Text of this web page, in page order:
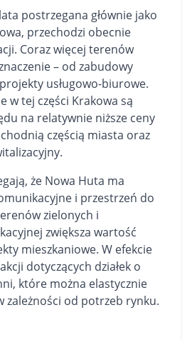
postrzegana głównie jako
przechodzi obecnie
Coraz więcej terenów
– od zabudowy
usługowo-biurowe.
w tej części Krakowa są
na relatywnie niższe ceny
częścią miasta oraz
że Nowa Huta ma
i przestrzeń do
zielonych i
zwiększa wartość
mieszkaniowe. W efekcie
dotyczących działek o
które można elastycznie
zależności od potrzeb rynku.